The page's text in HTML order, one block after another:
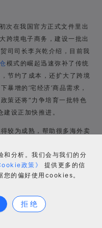
次在我国官方正式文件里出
跨境电子商务，建设一批出
司司长李兴乾介绍，目前我
模式的崛起迅速弥补了传统
节约了成本，还扩大了跨境
暴增的’宅经济’商品需求，
策还将“力争培育一批特色
设正加快推进。
较为成熟，帮助很多海外卖
我国海外仓储格局也随之发
电商行业越来越重要的竞
，谷仓海外仓也持续发力，
加拿大等贸易发达国家建成
分析。我们会与我们的分
政策》
提供更多的信
您的偏好使用cookies。
拒 绝